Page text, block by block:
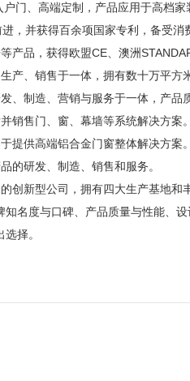
门、高端定制，产品应用于高档
，并获得百余项国家专利，备受消
品，获得欧盟CE、澳洲
、销售于一体，拥有数十万平方
制造、营销与服务于一体，产品
销售门、窗、幕墙等系统解决方案。
提供高端铝合金门窗整体解决方案。
的研发、制造、销售和服务。
创新型公司，拥有四大生产基地和
度与口碑、产品质量与性能、设
择。